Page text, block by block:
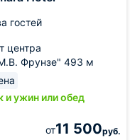
гостей
центра
Фрунзе" 493 м
и ужин или обед
от11 500руб.